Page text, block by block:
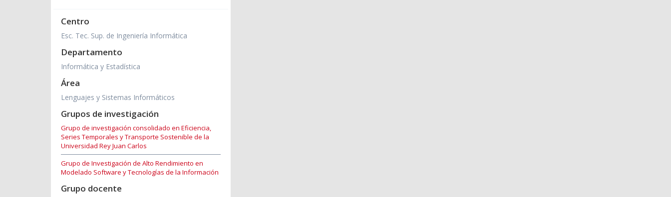
Centro
Esc. Tec. Sup. de Ingeniería Informática
Departamento
Informática y Estadística
Área
Lenguajes y Sistemas Informáticos
Grupos de investigación
Grupo de investigación consolidado en Eficiencia,
Series Temporales y Transporte Sostenible de la
Universidad Rey Juan Carlos
Grupo de Investigación de Alto Rendimiento en
Modelado Software y Tecnologías de la Información
Grupo docente